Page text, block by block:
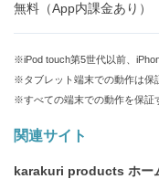
無料（App内課金あり）
※iPod touch第5世代以前、
※タブレット端末での動作は保
※すべての端末での動作を保証
関連サイト
karakuri products ホー